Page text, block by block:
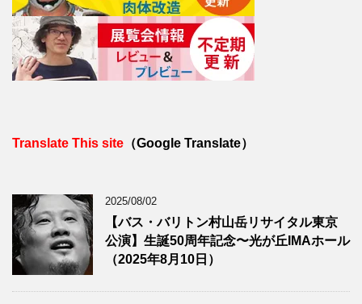
Translate This site （Google Translate）
2025/08/02
【バス・バリトン村山岳リサイタル東京
公演】生誕50周年記念〜光が丘IMAホール
（2025年8月10日）